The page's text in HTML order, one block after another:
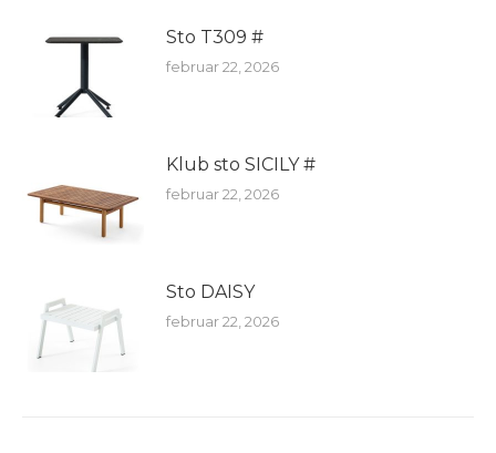
Sto T309 #
februar 22, 2026
Klub sto SICILY #
februar 22, 2026
Sto DAISY
februar 22, 2026